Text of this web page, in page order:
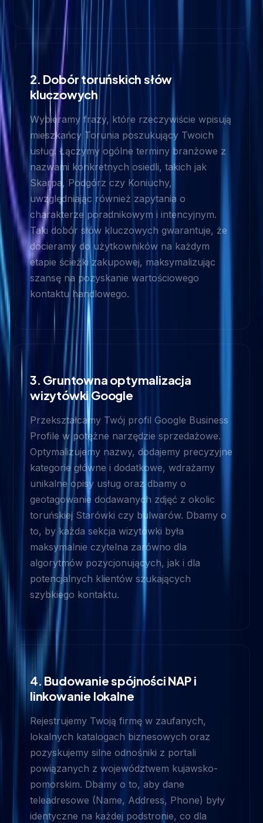
2. Dobór toruńskich słów
kluczowych
Wybieramy frazy, które rzeczywiście wpisują
mieszkańcy Torunia poszukujący Twoich
usług. Łączymy ogólne terminy branżowe z
nazwami konkretnych osiedli, takich jak
Skarpa, Podgórz czy Koniuchy,
uwzględniając również zapytania o
charakterze poradnikowym i intencyjnym.
Taki dobór słów kluczowych gwarantuje, że
docieramy do użytkowników na każdym
etapie ścieżki zakupowej, maksymalizując
szansę na pozyskanie wartościowego
kontaktu handlowego.
3. Gruntowna optymalizacja
wizytówki Google
Przekształcamy Twój profil Google Business
Profile w potężne narzędzie sprzedażowe.
Optymalizujemy nazwy, dodajemy precyzyjne
kategorie główne i dodatkowe, wdrażamy
unikalne opisy usług oraz dbamy o
geotagowanie dodawanych zdjęć z okolic
toruńskiej Starówki czy bulwarów. Dbamy o
to, by każda sekcja wizytówki była
maksymalnie czytelna zarówno dla
algorytmów pozycjonujących, jak i dla
potencjalnych klientów szukających
szybkiego kontaktu.
4. Budowanie spójności NAP i
linkowanie lokalne
Rejestrujemy Twoją firmę w zaufanych,
lokalnych katalogach biznesowych oraz
pozyskujemy silne odnośniki z portali
powiązanych z województwem kujawsko-
pomorskim. Dbamy o to, aby dane
teleadresowe (Name, Address, Phone) były
identyczne na każdej podstronie, co dla